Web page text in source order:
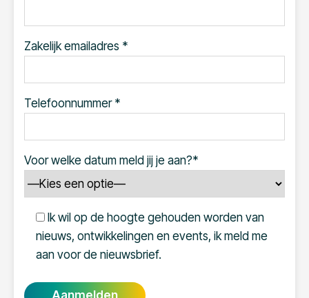
Zakelijk emailadres *
Telefoonnummer *
Voor welke datum meld jij je aan?*
Ik wil op de hoogte gehouden worden van
nieuws, ontwikkelingen en events, ik meld me
aan voor de nieuwsbrief.